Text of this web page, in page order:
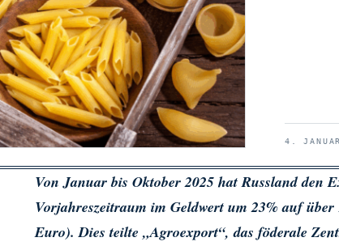
4.
Von Januar bis Oktober 2025 hat Russland den
Vorjahreszeitraum im Geldwert um 23% auf
Euro). Dies teilte „Agroexport“, das föderale